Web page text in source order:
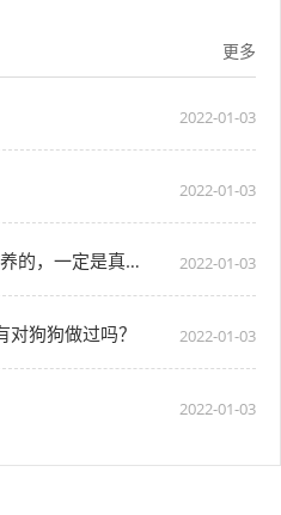
更多
2022-01-03
2022-01-03
养狗的8大坏处，看完还敢养的，一定是真爱了 2022-01-03
狗狗做过吗？ 2022-01-03
2022-01-03